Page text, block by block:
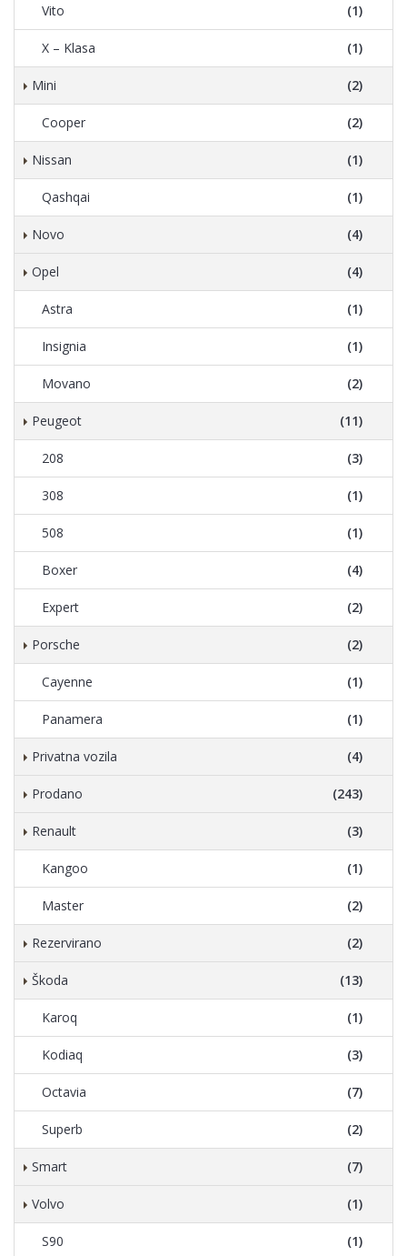
Vito (1)
X – Klasa (1)
Mini (2)
Cooper (2)
Nissan (1)
Qashqai (1)
Novo (4)
Opel (4)
Astra (1)
Insignia (1)
Movano (2)
Peugeot (11)
208 (3)
308 (1)
508 (1)
Boxer (4)
Expert (2)
Porsche (2)
Cayenne (1)
Panamera (1)
Privatna vozila (4)
Prodano (243)
Renault (3)
Kangoo (1)
Master (2)
Rezervirano (2)
Škoda (13)
Karoq (1)
Kodiaq (3)
Octavia (7)
Superb (2)
Smart (7)
Volvo (1)
S90 (1)